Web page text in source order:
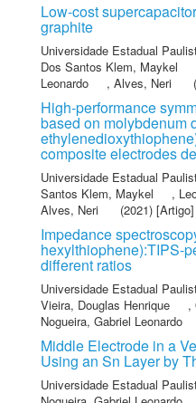
Low-cost
graphite
Universidade Estadual
Dos Santos Klem, Maykel
Leonardo
, Alves, Neri
High-performance
based on molybdenum
composite electrodes
Universidade Estadual
Santos Klem, Maykel
,
Alves, Neri
(2021) [Artigo]
Impedance
hexylthiophene):TIPS-
different ratios
Universidade Estadual
Vieira, Douglas Henrique
,
Nogueira, Gabriel Leonardo
Middle Electrode in a
Using an Sn Layer by
Universidade Estadual